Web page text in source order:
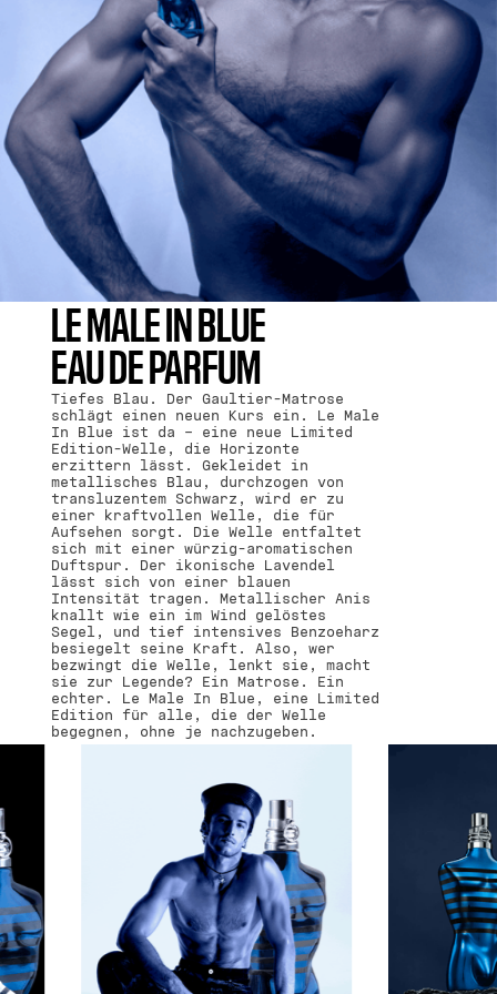
LE MALE IN BLUE
EAU DE PARFUM
Tiefes Blau. Der Gaultier-Matrose
schlägt einen neuen Kurs ein. Le Male
In Blue ist da – eine neue Limited
Edition-Welle, die Horizonte
erzittern lässt. Gekleidet in
metallisches Blau, durchzogen von
transluzentem Schwarz, wird er zu
einer kraftvollen Welle, die für
Aufsehen sorgt. Die Welle entfaltet
sich mit einer würzig-aromatischen
Duftspur. Der ikonische Lavendel
lässt sich von einer blauen
Intensität tragen. Metallischer Anis
knallt wie ein im Wind gelöstes
Segel, und tief intensives Benzoeharz
besiegelt seine Kraft. Also, wer
bezwingt die Welle, lenkt sie, macht
sie zur Legende? Ein Matrose. Ein
echter. Le Male In Blue, eine Limited
Edition für alle, die der Welle
begegnen, ohne je nachzugeben.